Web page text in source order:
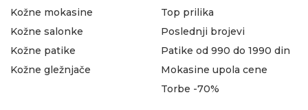
Kožne mokasine
Kožne salonke
Kožne patike
Kožne gležnjače
Top prilika
Poslednji brojevi
Patike od 990 do 1990 din
Mokasine upola cene
Torbe -70%